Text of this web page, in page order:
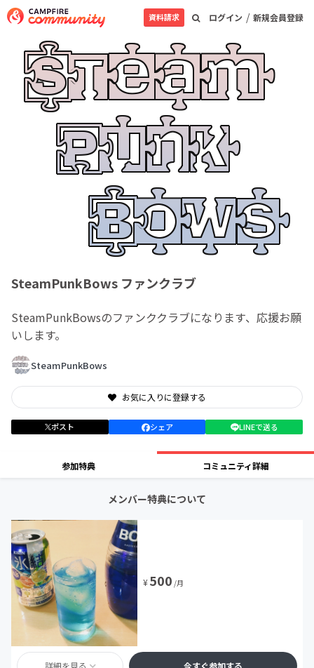
ログイン / 新規会員登録
資料請求
SteamPunkBows ファンクラブ
SteamPunkBowsのファンククラブになります、応援お願
いします。
SteamPunkBows
お気に入りに登録する
ポスト シェア LINEで送る
参加特典 コミュニティ詳細
メンバー特典について
¥500 /月
詳細を見る 今すぐ参加する